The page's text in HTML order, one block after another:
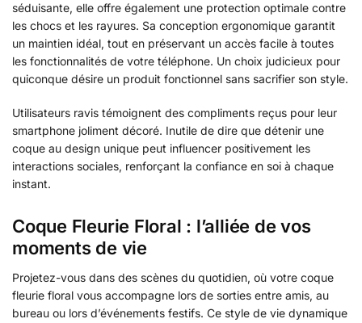
séduisante, elle offre également une protection optimale contre
les chocs et les rayures. Sa conception ergonomique garantit
un maintien idéal, tout en préservant un accès facile à toutes
les fonctionnalités de votre téléphone. Un choix judicieux pour
quiconque désire un produit fonctionnel sans sacrifier son style.
Utilisateurs ravis témoignent des compliments reçus pour leur
smartphone joliment décoré. Inutile de dire que détenir une
coque au design unique peut influencer positivement les
interactions sociales, renforçant la confiance en soi à chaque
instant.
Coque Fleurie Floral : l’alliée de vos
moments de vie
Projetez-vous dans des scènes du quotidien, où votre coque
fleurie floral vous accompagne lors de sorties entre amis, au
bureau ou lors d’événements festifs. Ce style de vie dynamique